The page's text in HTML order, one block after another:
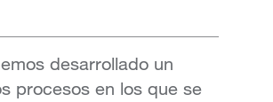
desarrollado un
procesos en los que se